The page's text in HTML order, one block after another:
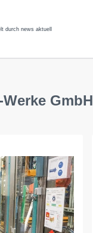
durch news aktuell
GmbH